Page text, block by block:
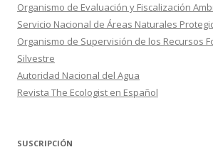
Organismo de Evaluación y Fiscalización
Servicio Nacional de Áreas Naturales
Organismo de Supervisión de los Recursos
Silvestre
Autoridad Nacional del Agua
Revista The Ecologist en Español
SUSCRIPCIÓN